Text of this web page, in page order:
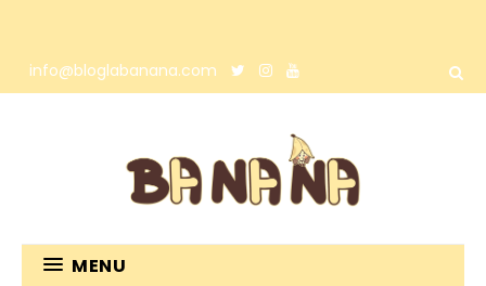
info@bloglabanana.com
MENU